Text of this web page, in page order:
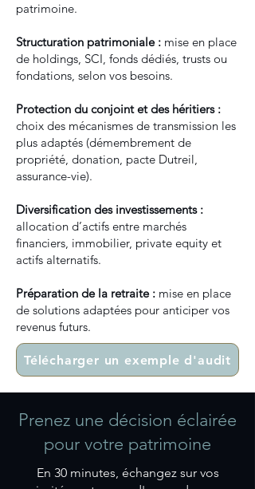
patrimoine.
Structuration patrimoniale : mise en place
de holdings, SCI, fonds dédiés, trusts ou
fondations, selon vos besoins.
Protection du conjoint et des héritiers :
choix des mécanismes de transmission les
plus adaptés (démembrement de
propriété, donation, pacte Dutreil,
assurance-vie).
Diversification des investissements :
allocation d’actifs entre marchés
financiers, immobilier, private equity et
actifs alternatifs.
Préparation de la retraite : mise en place
de solutions adaptées pour anticiper vos
revenus futurs.
Télécharger un exemple d'audit
Prenez une décision éclairée
pour votre patrimoine
En 30 minutes, échangez sur vos